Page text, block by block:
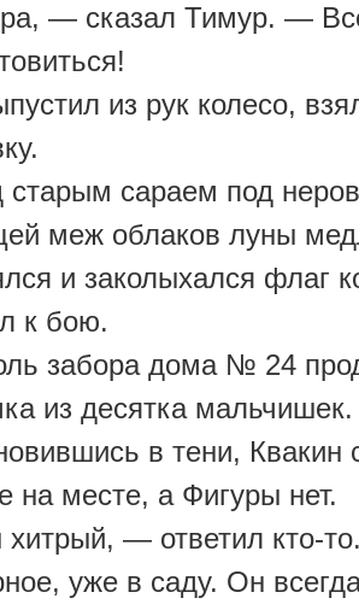
— сказал Тимур. —
из рук колесо,
старым сараем под
меж облаков луны
и заколыхался флаг
к бою.
забора дома № 24
из десятка мальчишек.
в тени, Квакин
на месте, а Фигуры нет.
— ответил кто-
уже в саду. Он